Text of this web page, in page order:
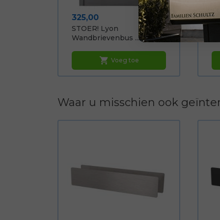
Prijs
325,00
STOER! Lyon
Wandbrievenbus ...
shopping_cart Voeg toe
Waar u misschien ook